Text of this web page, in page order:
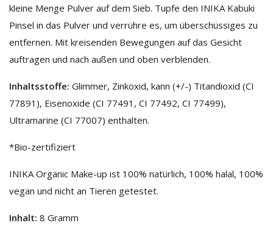
kleine Menge Pulver auf dem Sieb. Tupfe den INIKA Kabuki
Pinsel in das Pulver und verrühre es, um überschüssiges zu
entfernen. Mit kreisenden Bewegungen auf das Gesicht
auftragen und nach außen und oben verblenden.
Inhaltsstoffe: Glimmer, Zinkoxid, kann (+/-) Titandioxid (CI
77891), Eisenoxide (CI 77491, CI 77492, CI 77499),
Ultramarine (CI 77007) enthalten.
*Bio-zertifiziert
INIKA Organic Make-up ist 100% natürlich, 100% halal, 100%
vegan und nicht an Tieren getestet.
Inhalt: 8 Gramm